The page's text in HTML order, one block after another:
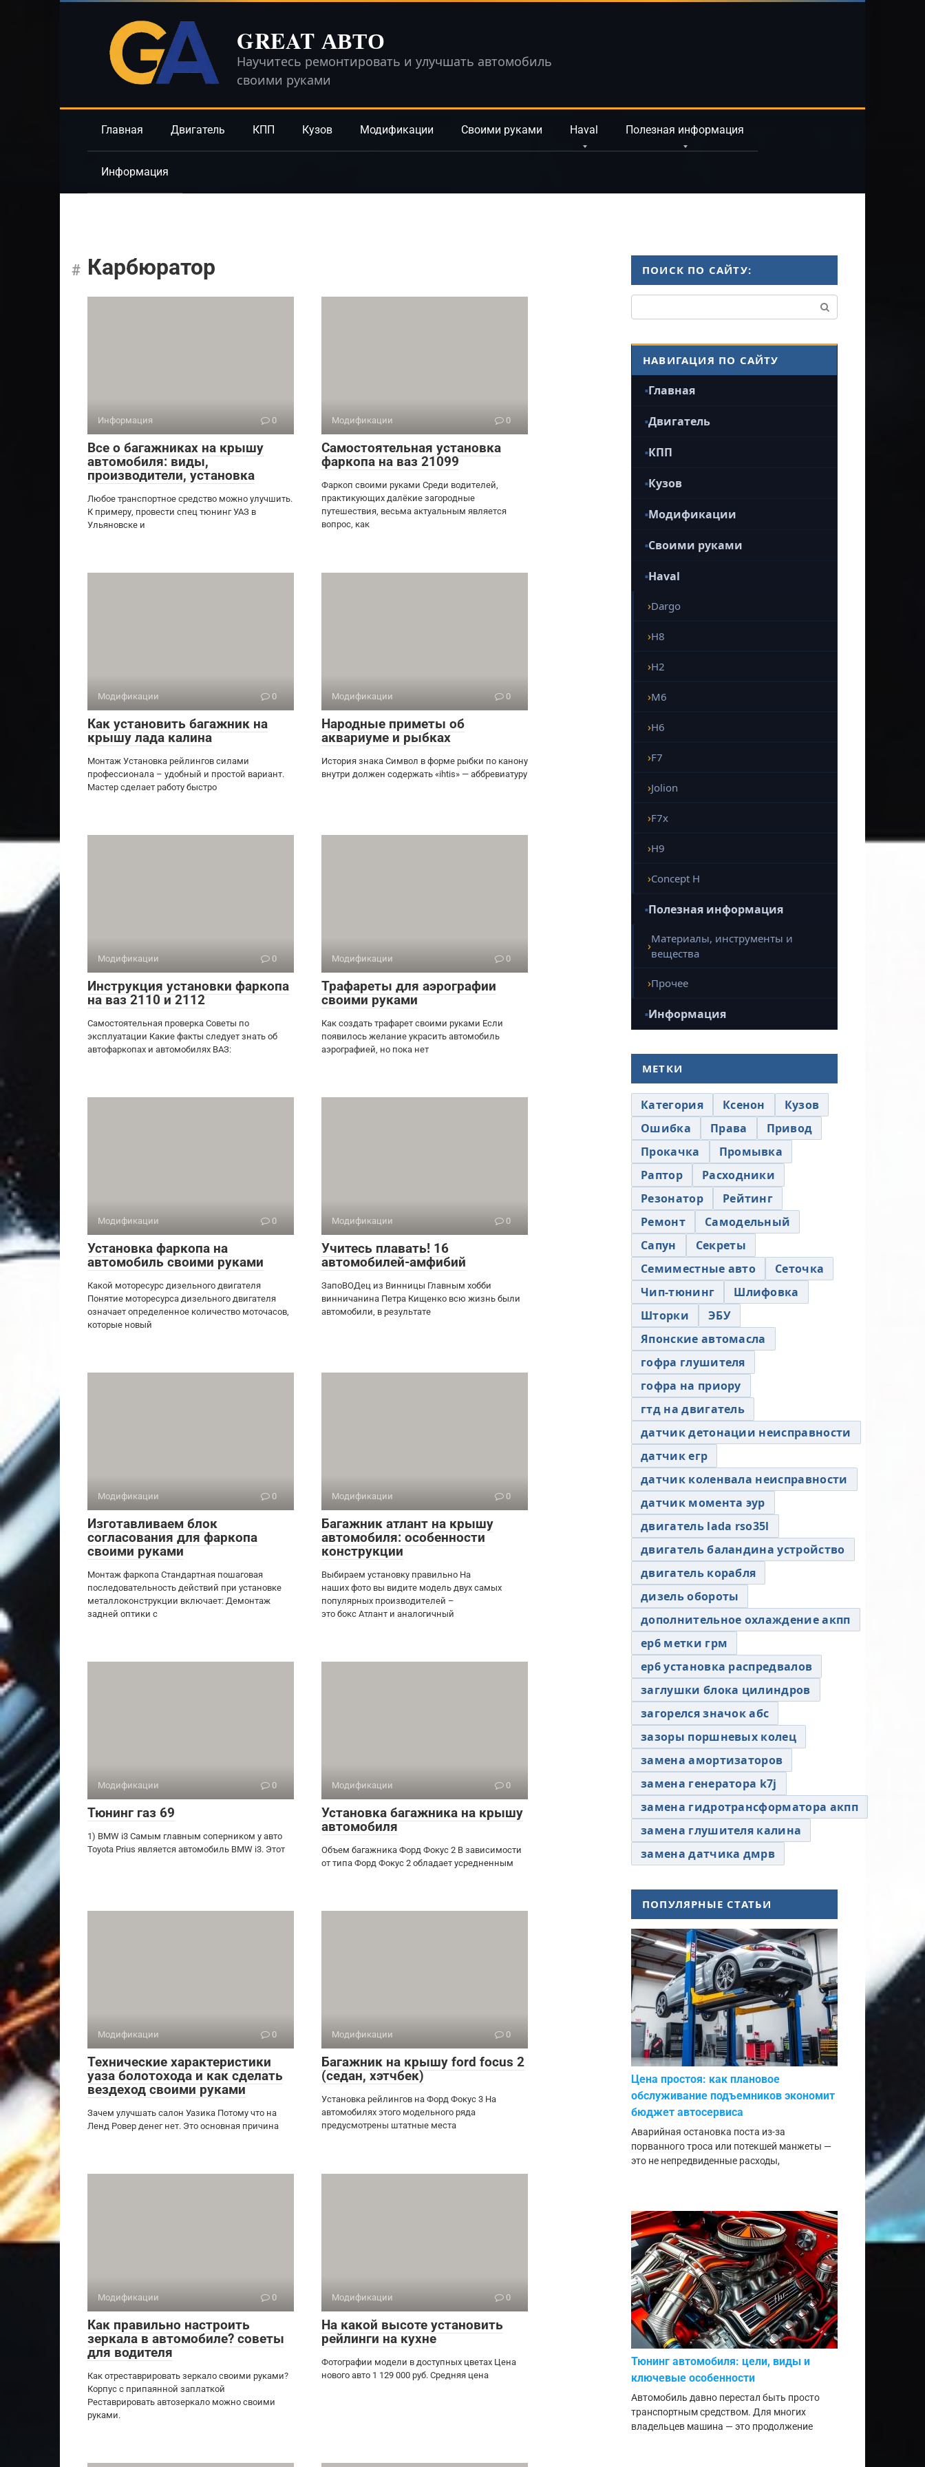
GREAT АВТО
Научитесь ремонтировать и улучшать автомобиль
своими руками
Главная Двигатель КПП Кузов Модификации Своими руками Haval Полезная информация
Информация
Карбюратор
Информация 0
Все о багажниках на крышу
автомобиля: виды,
производители, установка
Любое транспортное средство можно улучшить.
К примеру, провести спец тюнинг УАЗ в
Ульяновске и
Модификации 0
Самостоятельная установка
фаркопа на ваз 21099
Фаркоп своими руками Среди водителей,
практикующих далёкие загородные
путешествия, весьма актуальным является
вопрос, как
Модификации 0
Как установить багажник на
крышу лада калина
Монтаж Установка рейлингов силами
профессионала – удобный и простой вариант.
Мастер сделает работу быстро
Модификации 0
Народные приметы об
аквариуме и рыбках
История знака Символ в форме рыбки по канону
внутри должен содержать «ihtis» — аббревиатуру
Модификации 0
Инструкция установки фаркопа
на ваз 2110 и 2112
Самостоятельная проверка Советы по
эксплуатации Какие факты следует знать об
автофаркопах и автомобилях ВАЗ:
Модификации 0
Трафареты для аэрографии
своими руками
Как создать трафарет своими руками Если
появилось желание украсить автомобиль
аэрографией, но пока нет
Модификации 0
Установка фаркопа на
автомобиль своими руками
Какой моторесурс дизельного двигателя
Понятие моторесурса дизельного двигателя
означает определенное количество моточасов,
которые новый
Модификации 0
Учитесь плавать! 16
автомобилей-амфибий
ЗапоВОДец из Винницы Главным хобби
винничанина Петра Кищенко всю жизнь были
автомобили, в результате
Модификации 0
Изготавливаем блок
согласования для фаркопа
своими руками
Монтаж фаркопа Стандартная пошаговая
последовательность действий при установке
металлоконструкции включает: Демонтаж
задней оптики с
Модификации 0
Багажник атлант на крышу
автомобиля: особенности
конструкции
Выбираем установку правильно На
наших фото вы видите модель двух самых
популярных производителей –
это бокс Атлант и аналогичный
Модификации 0
Тюнинг газ 69
1) BMW i3 Самым главным соперником у авто
Toyota Prius является автомобиль BMW i3. Этот
Модификации 0
Установка багажника на крышу
автомобиля
Объем багажника Форд Фокус 2 В зависимости
от типа Форд Фокус 2 обладает усредненным
Модификации 0
Технические характеристики
уаза болотохода и как сделать
вездеход своими руками
Зачем улучшать салон Уазика Потому что на
Ленд Ровер денег нет. Это основная причина
Модификации 0
Багажник на крышу ford focus 2
(седан, хэтчбек)
Установка рейлингов на Форд Фокус 3 На
автомобилях этого модельного ряда
предусмотрены штатные места
Модификации 0
Как правильно настроить
зеркала в автомобиле? советы
для водителя
Как отреставрировать зеркало своими руками?
Корпус с припаянной заплаткой
Реставрировать автозеркало можно своими
руками.
Модификации 0
На какой высоте установить
рейлинги на кухне
Фотографии модели в доступных цветах Цена
нового авто 1 129 000 руб. Средняя цена
ПОИСК ПО САЙТУ:
НАВИГАЦИЯ ПО САЙТУ
Главная
Двигатель
КПП
Кузов
Модификации
Своими руками
Haval
Dargo
H8
H2
M6
H6
F7
Jolion
F7x
H9
Concept H
Полезная информация
Материалы, инструменты и
вещества
Прочее
Информация
МЕТКИ
Категория Ксенон
Кузов
Ошибка
Права
Привод
Прокачка
Промывка
Раптор
Расходники
Резонатор
Рейтинг
Ремонт
Самодельный
Сапун
Секреты
Семиместные авто
Сеточка
Чип-тюнинг
Шлифовка
Шторки
ЭБУ
Японские автомасла
гофра глушителя
гофра на приору
гтд на двигатель
датчик детонации неисправности
датчик егр
датчик коленвала неисправности
датчик момента эур
двигатель lada rso35l
двигатель баландина устройство
двигатель корабля
дизель обороты
дополнительное охлаждение акпп
ер6 метки грм
ер6 установка распредвалов
заглушки блока цилиндров
загорелся значок абс
зазоры поршневых колец
замена амортизаторов
замена генератора k7j
замена гидротрансформатора акпп
замена глушителя калина
замена датчика дмрв
ПОПУЛЯРНЫЕ СТАТЬИ
Цена простоя: как плановое
обслуживание подъемников экономит
бюджет автосервиса
Аварийная остановка поста из-за
порванного троса или потекшей манжеты —
это не непредвиденные расходы,
Тюнинг автомобиля: цели, виды и
ключевые особенности
Автомобиль давно перестал быть просто
транспортным средством. Для многих
владельцев машина — это продолжение